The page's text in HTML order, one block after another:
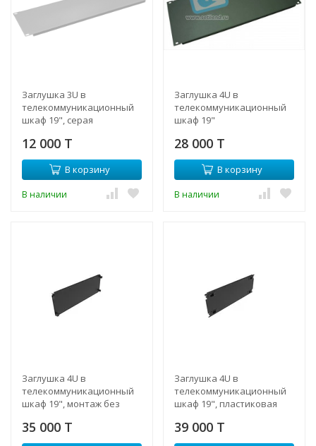
Заглушка 3U в
телекоммуникационный
шкаф 19", серая
12 000 T
В корзину
В наличии
Заглушка 4U в
телекоммуникационный
шкаф 19"
28 000 T
В корзину
В наличии
Заглушка 4U в
телекоммуникационный
шкаф 19", монтаж без
35 000 T
Заглушка 4U в
телекоммуникационный
шкаф 19", пластиковая
инструментов
39 000 T